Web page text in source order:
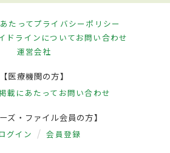
たってプライバシーポリシー
ドラインについてお問い合わせ
運営会社
【医療機関の方】
載にあたって お問い合わせ
ズ・ファイル会員の方】
グイン 会員登録